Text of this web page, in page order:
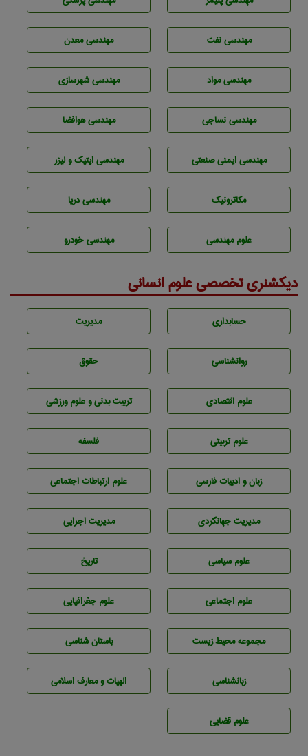
مهندسی نفت مهندسی معدن
مهندسی مواد مهندسی شهرسازی
مهندسي نساجی مهندسی هوافضا
مهندسی ایمنی صنعتی مهندسی اپتیک و لیزر
مکاترونیک مهندسی دریا
علوم مهندسی مهندسی خودرو
دیکشنری تخصصی علوم انسانی
حسابداری مديريت
روانشناسی حقوق
علوم اقتصادی تربيت بدنی و علوم ورزشی
علوم تربيتی فلسفه
زبان و ادبيات فارسی علوم ارتباطات اجتماعی
مديريت جهانگردی مديريت اجرايی
علوم سياسی تاريخ
علوم اجتماعی علوم جغرافيايی
مجموعه محيط زيست باستان شناسی
زبانشناسی الهیات و معارف اسلامی
علوم قضایی